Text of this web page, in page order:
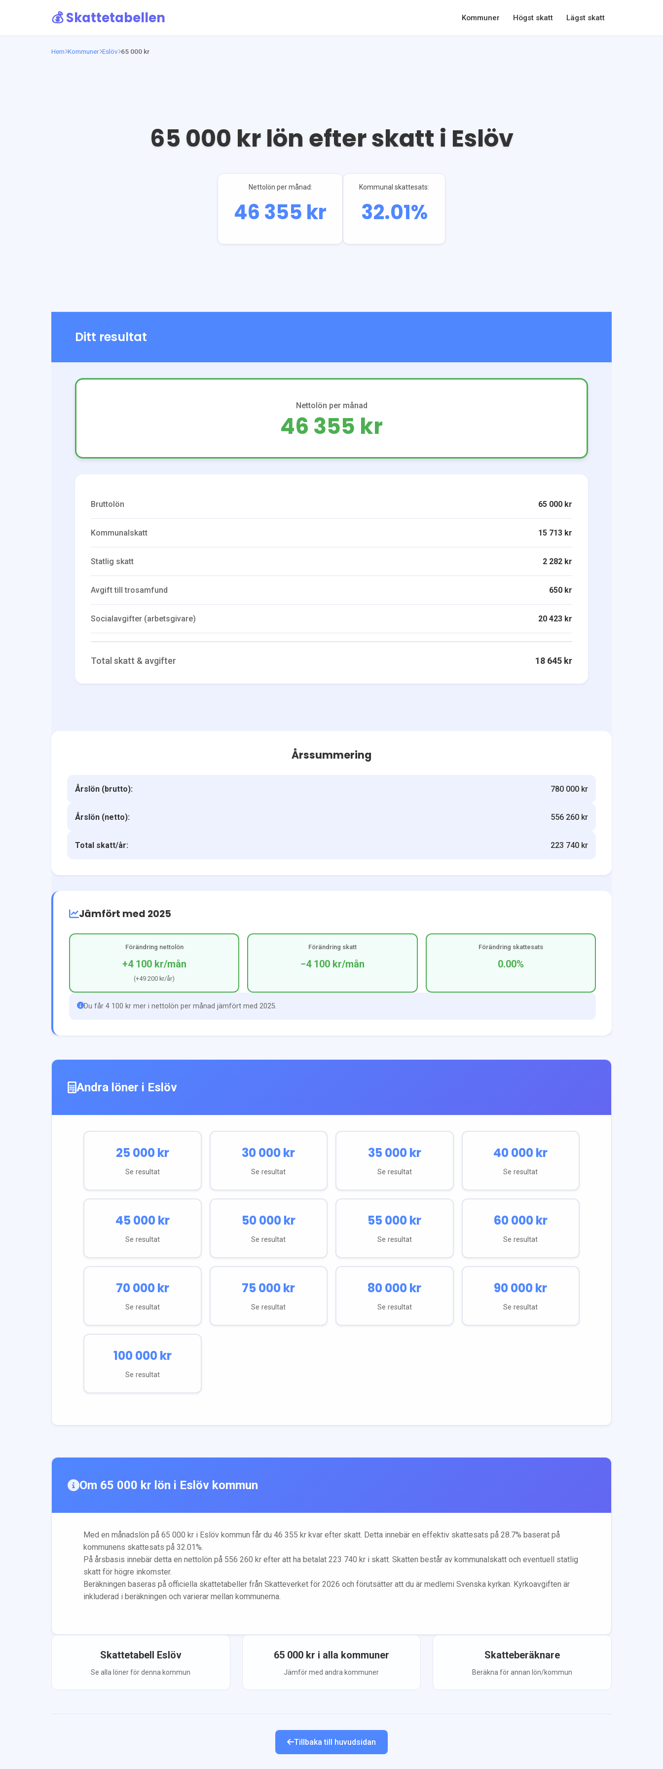
💰 Skattetabellen Kommuner Högst skatt Lägst skatt
Hem Kommuner Eslöv 65 000 kr
65 000 kr lön efter skatt i Eslöv
Nettolön per månad:
46 355 kr
Kommunal skattesats:
32.01%
Ditt resultat
Nettolön per månad
46 355 kr
Bruttolön 65 000 kr
Kommunalskatt 15 713 kr
Statlig skatt 2 282 kr
Avgift till trosamfund 650 kr
Socialavgifter (arbetsgivare) 20 423 kr
Total skatt & avgifter 18 645 kr
Årssummering
Årslön (brutto): 780 000 kr
Årslön (netto): 556 260 kr
Total skatt/år: 223 740 kr
Jämfört med 2025
Förändring nettolön
+4 100 kr/mån
(+49 200 kr/år)
Förändring skatt
−4 100 kr/mån
Förändring skattesats
0.00%
Du får 4 100 kr mer i nettolön per månad jämfört med 2025.
Andra löner i Eslöv
25 000kr
Se resultat
30 000kr
Se resultat
35 000kr
Se resultat
40 000kr
Se resultat
45 000kr
Se resultat
50 000kr
Se resultat
55 000kr
Se resultat
60 000kr
Se resultat
70 000kr
Se resultat
75 000kr
Se resultat
80 000kr
Se resultat
90 000kr
Se resultat
100 000kr
Se resultat
Om 65 000 kr lön i Eslöv kommun
Med en månadslön på 65 000 kr i Eslöv kommun får du 46 355 kr kvar efter skatt. Detta innebär en effektiv skattesats på 28.7% baserat på
kommunens skattesats på 32.01%.
På årsbasis innebär detta en nettolön på 556 260 kr efter att ha betalat 223 740 kr i skatt. Skatten består av kommunalskatt och eventuell statlig
skatt för högre inkomster.
Beräkningen baseras på officiella skattetabeller från Skatteverket för 2026 och förutsätter att du är medlemi Svenska kyrkan. Kyrkoavgiften är
inkluderad i beräkningen och varierar mellan kommunerna.
Skattetabell Eslöv
Se alla löner för denna kommun
65 000kr i alla kommuner
Jämför med andra kommuner
Skatteberäknare
Beräkna för annan lön/kommun
Tillbaka till huvudsidan